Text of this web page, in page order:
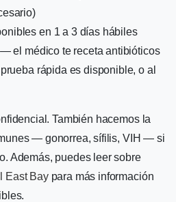
en 1 a 3 días hábiles
el médico te receta antibióticos
rápida es disponible, o al
También hacemos la
— gonorrea, sífilis, VIH — si
Además, puedes leer sobre
East Baypara más información